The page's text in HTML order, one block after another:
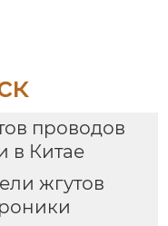
проводов
в Китае
жгутов